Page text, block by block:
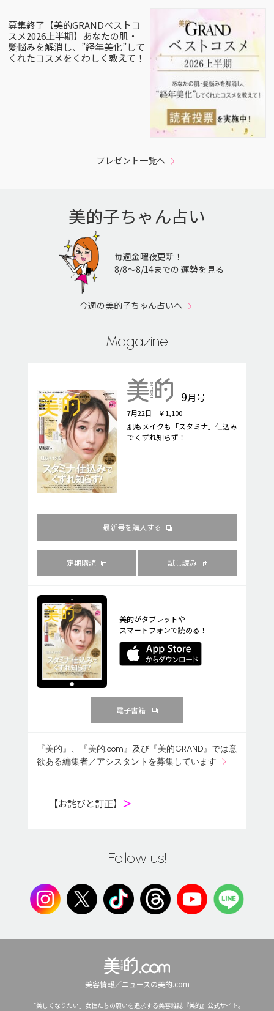
募集終了【美的GRANDベストコ
スメ2026上半期】あなたの肌・
髪悩みを解消し、”経年美化”して
くれたコスメをくわしく教えて！
プレゼント一覧へ
美的子ちゃん占い
毎週金曜夜更新！
8/8〜8/14までの 運勢を見る
今週の美的子ちゃん占いへ
Magazine
9月号
7月22日 ￥1,100
肌もメイクも「スタミナ」仕込み
でくずれ知らず！
最新号を購入する
定期購読 試し読み
美的がタブレットや
スマートフォンで読める！
電子書籍
『美的』、『美的.com』及び『美的GRAND』では意
欲ある編集者／アシスタントを募集しています
【お詫びと訂正】 ＞
Follow us!
美容情報／ニュースの美的.com
「美しくなりたい」女性たちの願いを追求する美容雑誌『美的』公式サイト。